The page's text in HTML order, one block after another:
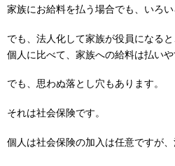
家族にお給料を払う場合でも、いろい
でも、法人化して家族が役員になると
個人に比べて、家族への給料は払いや
でも、思わぬ落とし穴もあります。
それは社会保険です。
個人は社会保険の加入は任意ですが、